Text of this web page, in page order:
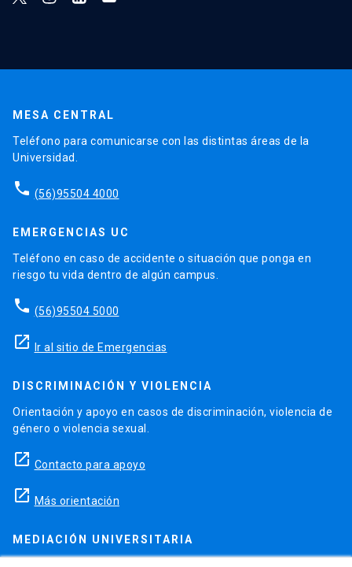
MESA CENTRAL
Teléfono para comunicarse con las distintas áreas de la
Universidad.
phone (56)95504 4000
EMERGENCIAS UC
Teléfono en caso de accidente o situación que ponga en
riesgo tu vida dentro de algún campus.
phone (56)95504 5000
launch Ir al sitio de Emergencias
DISCRIMINACIÓN Y VIOLENCIA
Orientación y apoyo en casos de discriminación, violencia de
género o violencia sexual.
launch Contacto para apoyo
launch Más orientación
MEDIACIÓN UNIVERSITARIA